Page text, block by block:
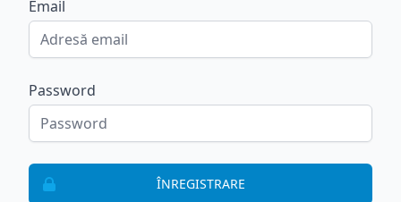
Email
Password
ÎNREGISTRARE